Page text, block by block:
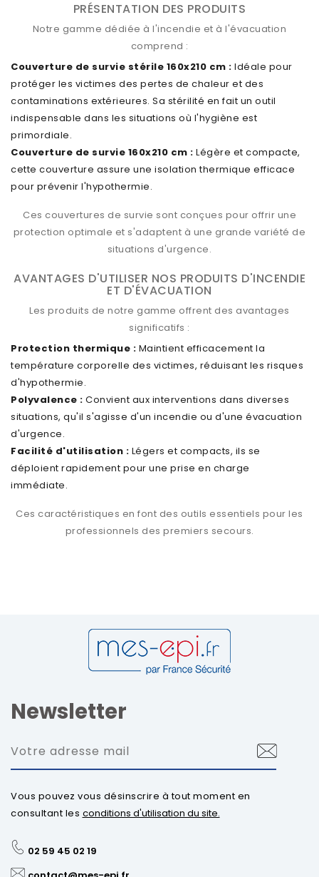
PRÉSENTATION DES PRODUITS
Notre gamme dédiée à l'incendie et à l'évacuation
comprend :
Couverture de survie stérile 160x210 cm : Idéale pour
protéger les victimes des pertes de chaleur et des
contaminations extérieures. Sa stérilité en fait un outil
indispensable dans les situations où l'hygiène est
primordiale.
Couverture de survie 160x210 cm : Légère et compacte,
cette couverture assure une isolation thermique efficace
pour prévenir l'hypothermie.
Ces couvertures de survie sont conçues pour offrir une
protection optimale et s'adaptent à une grande variété de
situations d'urgence.
AVANTAGES D'UTILISER NOS PRODUITS D'INCENDIE
ET D'ÉVACUATION
Les produits de notre gamme offrent des avantages
significatifs :
Protection thermique : Maintient efficacement la
température corporelle des victimes, réduisant les risques
d'hypothermie.
Polyvalence : Convient aux interventions dans diverses
situations, qu'il s'agisse d'un incendie ou d'une évacuation
d'urgence.
Facilité d'utilisation : Légers et compacts, ils se
déploient rapidement pour une prise en charge
immédiate.
Ces caractéristiques en font des outils essentiels pour les
professionnels des premiers secours.
Newsletter
Vous pouvez vous désinscrire à tout moment en
consultant les conditions d'utilisation du site.
02 59 45 02 19